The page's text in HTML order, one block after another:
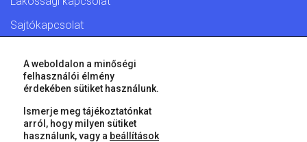
Sajtókapcsolat
© 2026 Győr Megyei Jogú Város • Minden jog fenntartva!
A weboldalon a minőségi
felhasználói élmény
érdekében sütiket használunk.
Ismerje meg tájékoztatónkat
arról, hogy milyen sütiket
használunk, vagy a beállítások